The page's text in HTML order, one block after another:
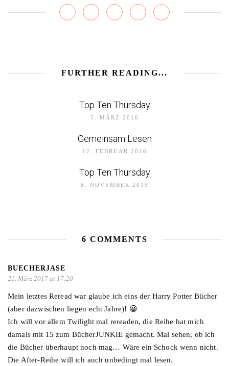
FURTHER READING...
Top Ten Thursday
5. MÄRZ 2016
Gemeinsam Lesen
12. FEBRUAR 2016
Top Ten Thursday
8. NOVEMBER 2015
6 COMMENTS
BUECHERJASE
21. März 2017 at 17:20
Mein letztes Reread war glaube ich eins der Harry Potter Bücher
(aber dazwischen liegen echt Jahre)! 😀
Ich will vor allem Twilight mal rereaden, die Reihe hat mich
damals mit 15 zum BücherJUNKIE gemacht. Mal sehen, ob ich
die Bücher überhaupt noch mag… Wäre ein Schock wenn nicht.
Die After-Reihe will ich auch unbedingt mal lesen.